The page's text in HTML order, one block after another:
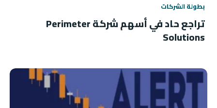
بطولة الشركات
تراجع حاد في أسهم شركة Perimeter
Solutions